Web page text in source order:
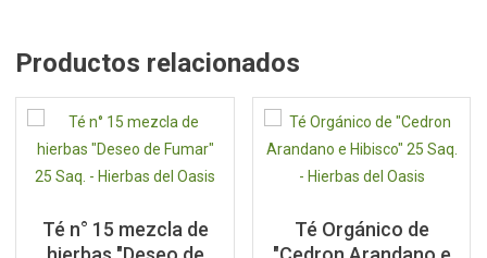
Productos relacionados
Té n° 15 mezcla de
Té Orgánico de